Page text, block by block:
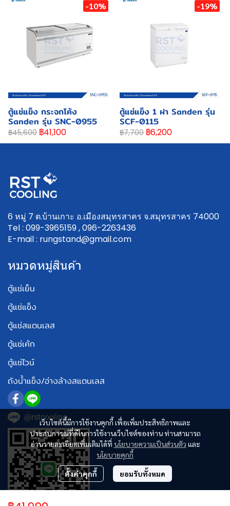
-10%
ตู้แช่แข็ง กระจกโค้ง
Sanden รุ่น SNC-0955
฿45,600 ฿41,100
-19%
ตู้แช่แข็ง 1 ฝา Sanden รุ่น
SCF-0115
฿7,700 ฿6,200
เว็บไซต์นี้มีการใช้งานคุกกี้ เพื่อเพิ่มประสิทธิภาพและ
ประสบการณ์ที่ดีในการใช้งานเว็บไซต์ของท่าน ท่านสามารถ
อ่านรายละเอียดเพิ่มเติมได้ที่ นโยบายความเป็นส่วนตัว และ
นโยบายคุกกี้
ตั้งค่าคุกกี้ ยอมรับทั้งหมด
6 หมู่ 7 ต.บ้านเกาะ อ.เมืองสมุทรสาคร จ.สมุทรสาคร 74000
Tel : 099-3965159 , 096-2263436
E-mail : rungstand@gmail.com
หมวดหมู่สินค้า
ตู้แช่เย็น
ตู้แช่แข็ง
ตู้แช่สแตนเลส
ตู้แช่เค้ก
ตู้แช่ไวน์
ถังน้ำแข็ง/อ่างล้างสแตนเลส
@rstcooling